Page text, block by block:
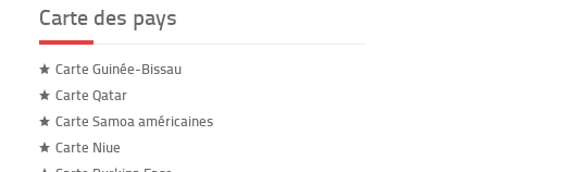
Carte des pays
Carte Guinée-Bissau
Carte Qatar
Carte Samoa américaines
Carte Niue